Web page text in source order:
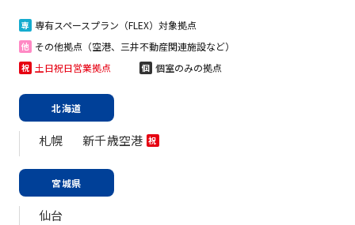
専 専有スペースプラン（FLEX）対象拠点
他 その他拠点（空港、三井不動産関連施設など）
祝 土日祝日営業拠点 個 個室のみの拠点
北海道
札幌 新千歳空港 祝
宮城県
仙台